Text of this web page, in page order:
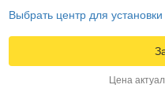
Выбрать центр для установки
Цена